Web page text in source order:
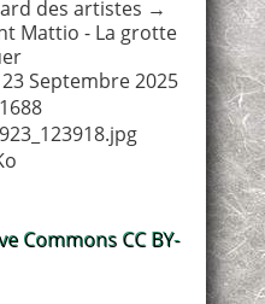
des artistes →
Mattio - La grotte
Septembre 2025
Commons CC BY-